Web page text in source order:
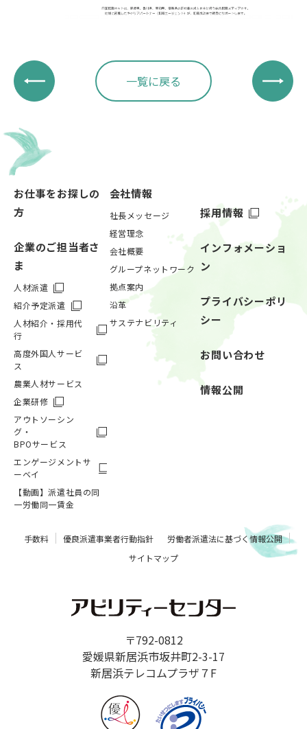
一覧に戻る
〒792-0812
愛媛県新居浜市坂井町2-3-17
新居浜テレコムプラザ７F
お仕事をお探しの
方
企業のご担当者さ
ま
人材派遣
紹介予定派遣
人材紹介・採用代
行
高度外国人サービ
ス
農業人材サービス
企業研修
アウトソーシン
グ・
BPOサービス
エンゲージメントサ
ーベイ
【動画】派遣社員の同
一労働同一賃金
会社情報
社長メッセージ
経営理念
会社概要
グループネットワーク
拠点案内
沿革
サステナビリティ
採用情報
インフォメーショ
ン
プライバシーポリ
シー
お問い合わせ
情報公開
手数料 優良派遣事業者行動指針
労働者派遣法に基づく情報公開
サイトマップ